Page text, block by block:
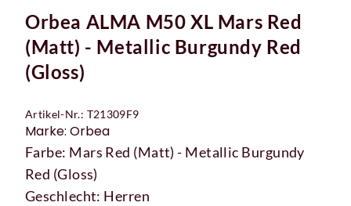
Orbea ALMA M50 XL Mars Red
(Matt) - Metallic Burgundy Red
(Gloss)
Artikel-Nr.: T21309F9
Marke: Orbea
Farbe: Mars Red (Matt) - Metallic Burgundy
Red (Gloss)
Geschlecht: Herren